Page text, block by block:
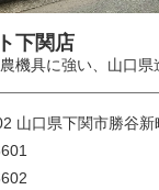
下関店
機具に強い、山口県
山口県下関市勝谷